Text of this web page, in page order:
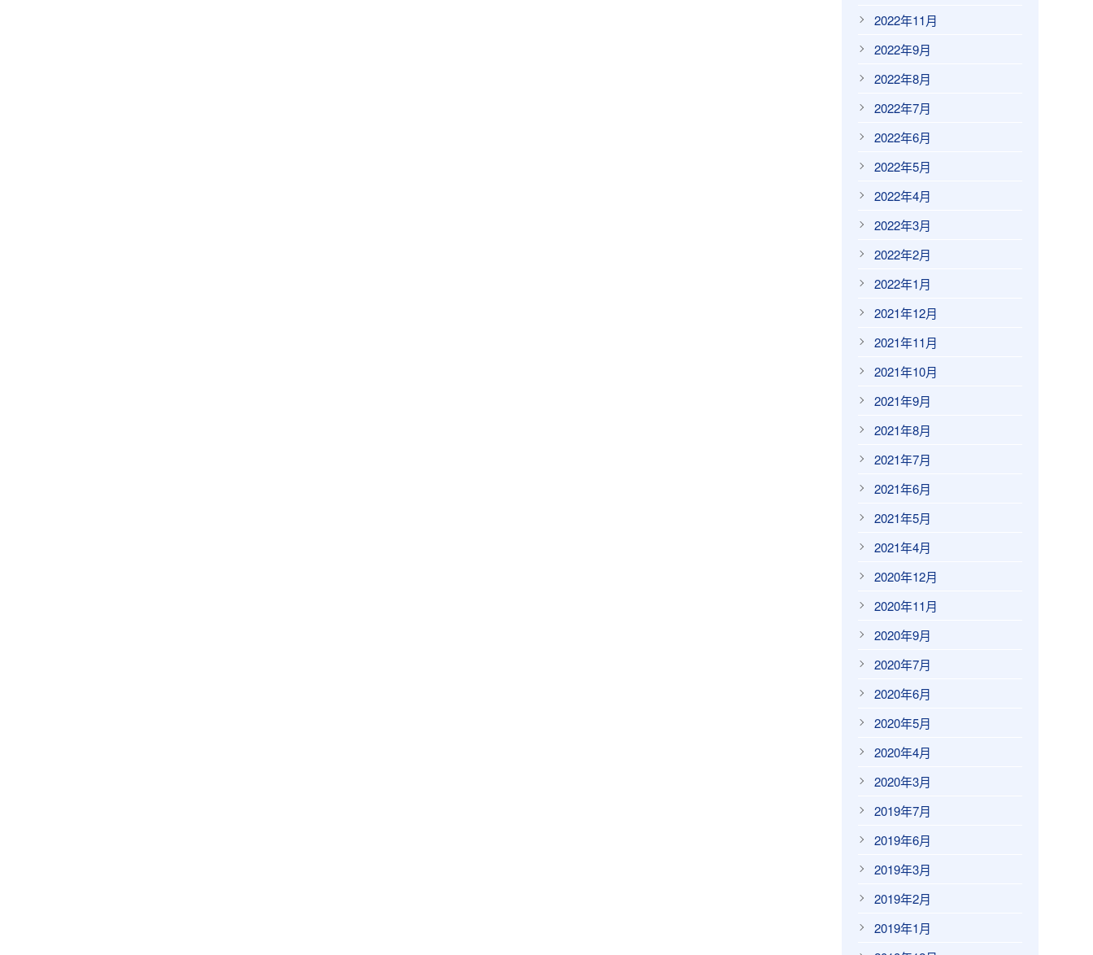
2022年11月
2022年9月
2022年8月
2022年7月
2022年6月
2022年5月
2022年4月
2022年3月
2022年2月
2022年1月
2021年12月
2021年11月
2021年10月
2021年9月
2021年8月
2021年7月
2021年6月
2021年5月
2021年4月
2020年12月
2020年11月
2020年9月
2020年7月
2020年6月
2020年5月
2020年4月
2020年3月
2019年7月
2019年6月
2019年3月
2019年2月
2019年1月